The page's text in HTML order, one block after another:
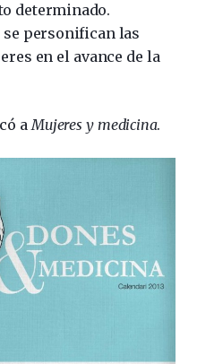
determinado.
personifican las
en el avance de la
aMujeres y medicina.